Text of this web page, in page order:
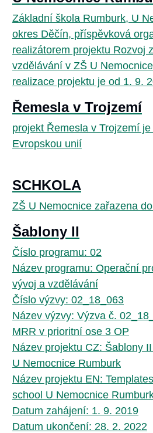
Základní škola Rumburk, U
okres Děčín, příspěvková
realizátorem projektu Rozvoj
vzdělávání v ZŠ U
realizace projektu je od 1. 9.
Řemesla v Trojzemí
projekt Řemesla v Trojzemí
Evropskou unií
SCHKOLA
ZŠ U Nemocnice zařazena
Šablony II
Číslo programu: 02
Název programu: Operační
vývoj a vzdělávání
Číslo výzvy: 02_18_063
Název výzvy: Výzva č.
MRR v prioritní ose 3 OP
Název projektu CZ: Šablony
U Nemocnice Rumburk
Název projektu EN:
school U Nemocnice
Datum zahájení: 1. 9. 2019
Datum ukončení: 28. 2. 2022